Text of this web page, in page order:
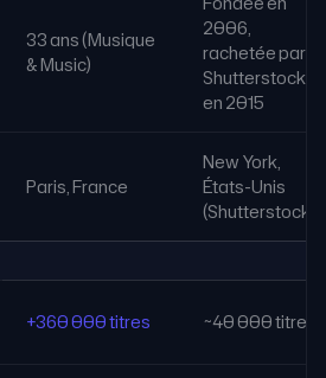
33 ans (Musique
& Music)
2006,
rachetée par
Shutterstock
en 2015
Paris, France
New York,
États-Unis
(Shutterstock)
+360 000 titres ~40 000 titres